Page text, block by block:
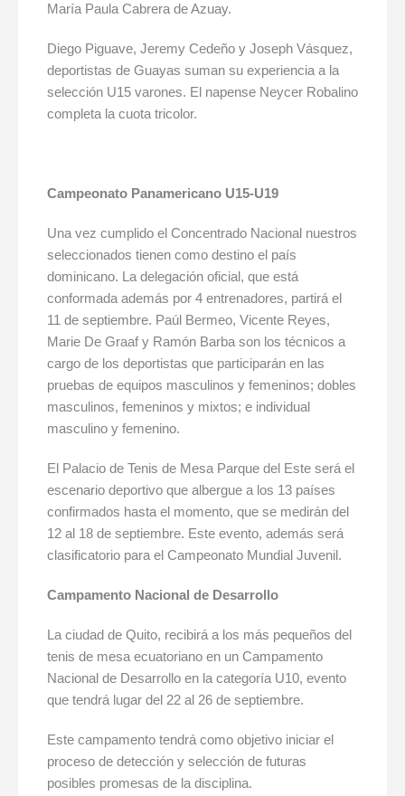
María Paula Cabrera de Azuay.
Diego Piguave, Jeremy Cedeño y Joseph Vásquez,
deportistas de Guayas suman su experiencia a la
selección U15 varones. El napense Neycer Robalino
completa la cuota tricolor.
Campeonato Panamericano U15-U19
Una vez cumplido el Concentrado Nacional nuestros
seleccionados tienen como destino el país
dominicano. La delegación oficial, que está
conformada además por 4 entrenadores, partirá el
11 de septiembre. Paúl Bermeo, Vicente Reyes,
Marie De Graaf y Ramón Barba son los técnicos a
cargo de los deportistas que participarán en las
pruebas de equipos masculinos y femeninos; dobles
masculinos, femeninos y mixtos; e individual
masculino y femenino.
El Palacio de Tenis de Mesa Parque del Este será el
escenario deportivo que albergue a los 13 países
confirmados hasta el momento, que se medirán del
12 al 18 de septiembre. Este evento, además será
clasificatorio para el Campeonato Mundial Juvenil.
Campamento Nacional de Desarrollo
La ciudad de Quito, recibirá a los más pequeños del
tenis de mesa ecuatoriano en un Campamento
Nacional de Desarrollo en la categoría U10, evento
que tendrá lugar del 22 al 26 de septiembre.
Este campamento tendrá como objetivo iniciar el
proceso de detección y selección de futuras
posibles promesas de la disciplina.